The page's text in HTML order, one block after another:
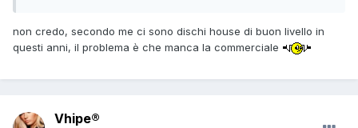
non credo, secondo me ci sono dischi house di buon livello in
questi anni, il problema è che manca la commerciale
Vhipe®